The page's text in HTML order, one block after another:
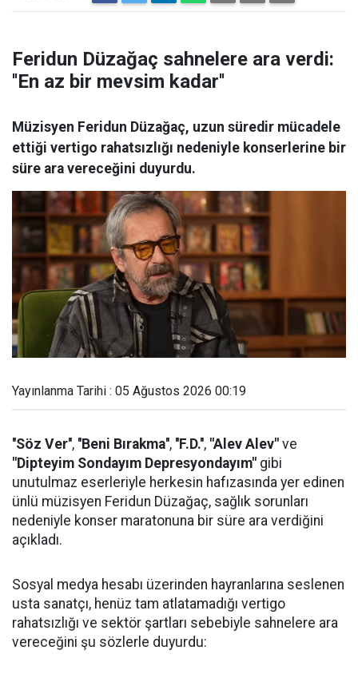
Feridun Düzağaç sahnelere ara verdi:
''En az bir mevsim kadar''
Müzisyen Feridun Düzağaç, uzun süredir mücadele
ettiği vertigo rahatsızlığı nedeniyle konserlerine bir
süre ara vereceğini duyurdu.
Yayınlanma Tarihi : 05 Ağustos 2026 00:19
''Söz Ver'', ''Beni Bırakma'', ''F.D.'', "Alev Alev" ve
"Dipteyim Sondayım Depresyondayım" gibi
unutulmaz eserleriyle herkesin hafızasında yer edinen
ünlü müzisyen Feridun Düzağaç, sağlık sorunları
nedeniyle konser maratonuna bir süre ara verdiğini
açıkladı.
Sosyal medya hesabı üzerinden hayranlarına seslenen
usta sanatçı, henüz tam atlatamadığı vertigo
rahatsızlığı ve sektör şartları sebebiyle sahnelere ara
vereceğini şu sözlerle duyurdu: